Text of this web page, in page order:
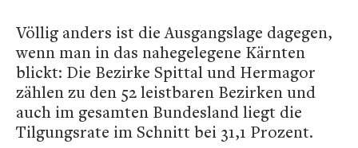
Völlig anders ist die Ausgangslage dagegen,
wenn man in das nahegelegene Kärnten
blickt: Die Bezirke Spittal und Hermagor
zählen zu den 52 leistbaren Bezirken und
auch im gesamten Bundesland liegt die
Tilgungsrate im Schnitt bei 31,1 Prozent.